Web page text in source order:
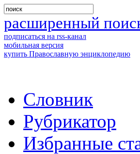
расширенный
подписаться на rss-канал
мобильная версия
купить Православную энциклопедию
Словник
Рубрикатор
Избранные